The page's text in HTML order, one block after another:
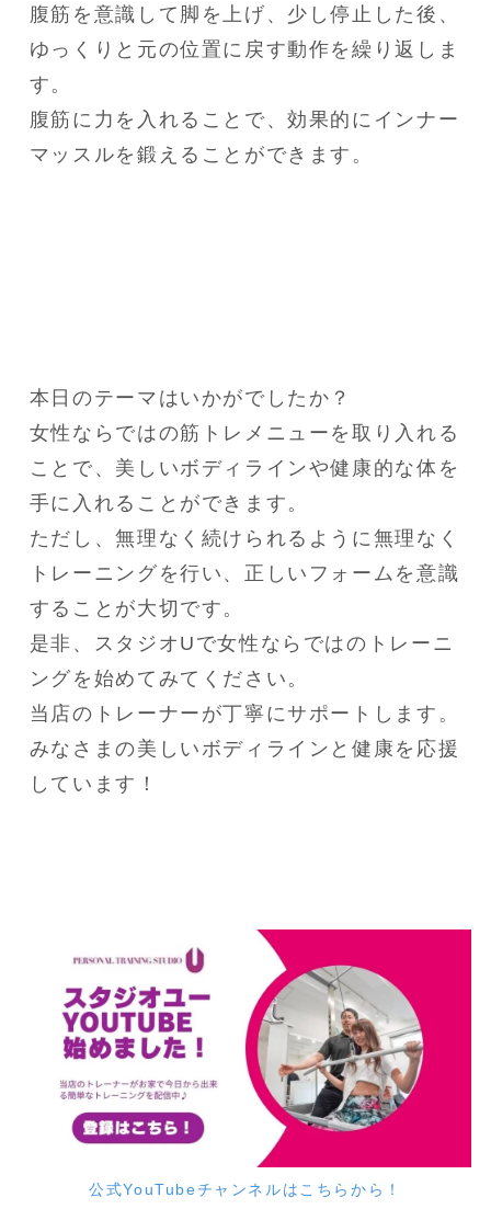
腹筋を意識して脚を上げ、少し停止した後、
ゆっくりと元の位置に戻す動作を繰り返しま
す。
腹筋に力を入れることで、効果的にインナー
マッスルを鍛えることができます。
本日のテーマはいかがでしたか？
女性ならではの筋トレメニューを取り入れる
ことで、美しいボディラインや健康的な体を
手に入れることができます。
ただし、無理なく続けられるように無理なく
トレーニングを行い、正しいフォームを意識
することが大切です。
是非、スタジオUで女性ならではのトレーニ
ングを始めてみてください。
当店のトレーナーが丁寧にサポートします。
みなさまの美しいボディラインと健康を応援
しています！
公式YouTubeチャンネルはこちらから！